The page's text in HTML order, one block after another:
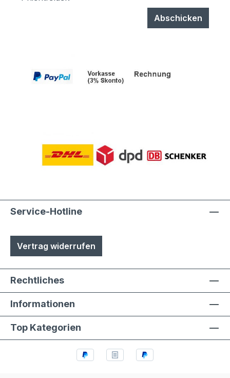
Abschicken
Service-Hotline
Vertrag widerrufen
Rechtliches
Informationen
Top Kategorien